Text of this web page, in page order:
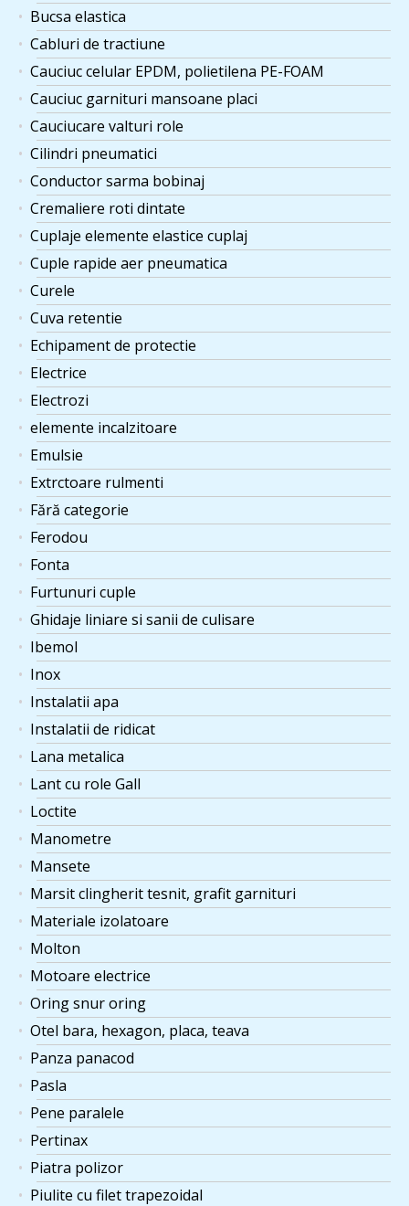
Bucsa elastica
Cabluri de tractiune
Cauciuc celular EPDM, polietilena PE-FOAM
Cauciuc garnituri mansoane placi
Cauciucare valturi role
Cilindri pneumatici
Conductor sarma bobinaj
Cremaliere roti dintate
Cuplaje elemente elastice cuplaj
Cuple rapide aer pneumatica
Curele
Cuva retentie
Echipament de protectie
Electrice
Electrozi
elemente incalzitoare
Emulsie
Extrctoare rulmenti
Fără categorie
Ferodou
Fonta
Furtunuri cuple
Ghidaje liniare si sanii de culisare
Ibemol
Inox
Instalatii apa
Instalatii de ridicat
Lana metalica
Lant cu role Gall
Loctite
Manometre
Mansete
Marsit clingherit tesnit, grafit garnituri
Materiale izolatoare
Molton
Motoare electrice
Oring snur oring
Otel bara, hexagon, placa, teava
Panza panacod
Pasla
Pene paralele
Pertinax
Piatra polizor
Piulite cu filet trapezoidal